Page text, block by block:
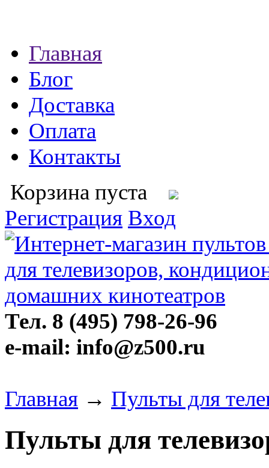
Главная
Блог
Доставка
Оплата
Контакты
Корзина пуста
Регистрация Вход
Тел. 8 (495) 798-26-96
e-mail: info@z500.ru
Главная → Пульты для
Пульты для